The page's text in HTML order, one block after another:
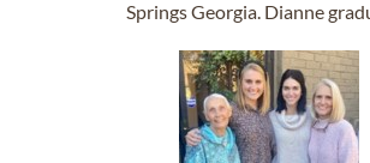
Springs Georgia. Dianne